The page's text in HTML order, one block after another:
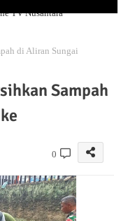
TV Nusantara
di Aliran Sungai
Sampah
0